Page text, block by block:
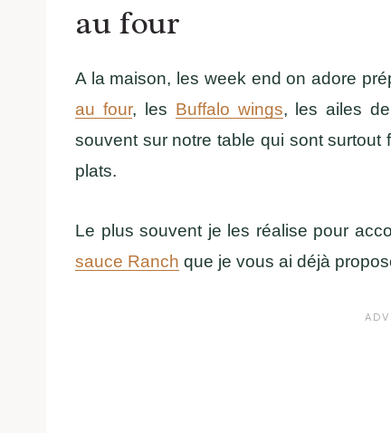
au four
A la maison, les week end on adore
au four, les Buffalo wings, les ailes de
souvent sur notre table qui sont
plats.
Le plus souvent je les réalise pour
sauce Ranch que je vous ai déjà